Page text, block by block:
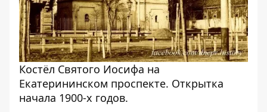
Костёл Святого Иосифа на
Екатерининском проспекте. Открытка
начала 1900-х годов.